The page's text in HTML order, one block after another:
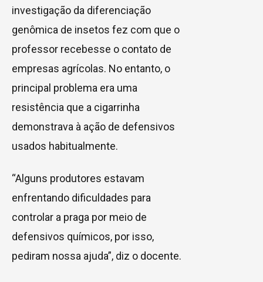
investigação da diferenciação
genômica de insetos fez com que o
professor recebesse o contato de
empresas agrícolas. No entanto, o
principal problema era uma
resistência que a cigarrinha
demonstrava à ação de defensivos
usados habitualmente.
“Alguns produtores estavam
enfrentando dificuldades para
controlar a praga por meio de
defensivos químicos, por isso,
pediram nossa ajuda”, diz o docente.